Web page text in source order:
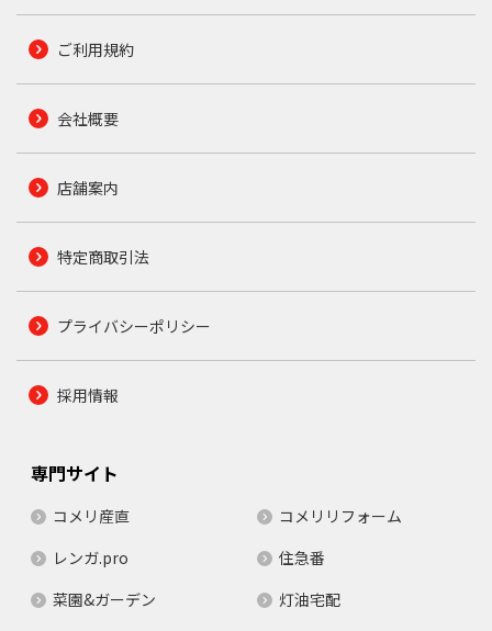
ご利用規約
会社概要
店舗案内
特定商取引法
プライバシーポリシー
採用情報
専門サイト
コメリ産直
コメリリフォーム
レンガ.pro
住急番
菜園&ガーデン
灯油宅配